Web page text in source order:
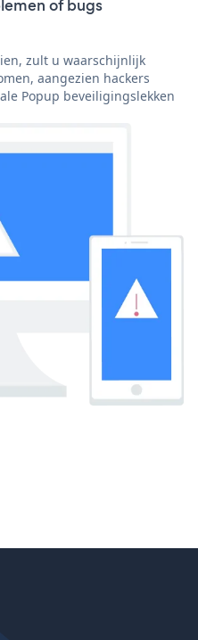
of bugs
zult u waarschijnlijk
aangezien hackers
Popup beveiligingslekken